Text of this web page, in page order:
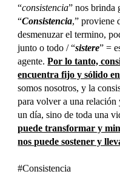
“consistencia” nos brinda
“Consistencia,” proviene
desmenuzar el termino,
junto o todo / “sistere” =
agente.Por lo tanto,
encuentra fijo y sólido
somos nosotros, y la
para volver a una relación
un día, sino de toda una
puede transformar y
nos puede sostener y
#Consistencia